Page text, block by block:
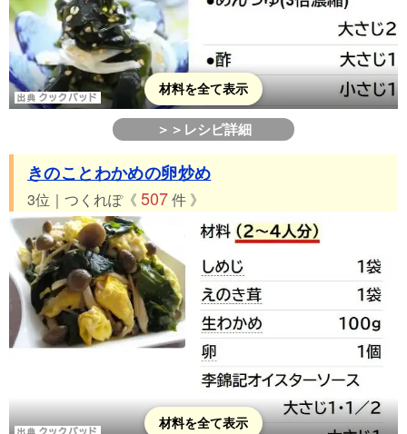
材料を全て表示
＞＞レシピ詳細
きのことわかめの卵炒め
3位｜つくれぽ《 507件 》
材料を全て表示